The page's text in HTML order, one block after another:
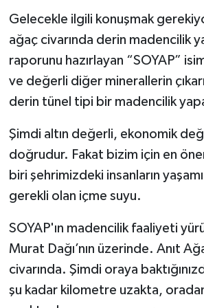
Gelecekle ilgili konuşmak
ağaç civarında derin madencilik
raporunu hazırlayan “SOYAP”
ve değerli diğer minerallerin
derin tünel tipi bir madencilik
Şimdi altın değerli, ekonomik
doğrudur. Fakat bizim için en
biri şehrimizdeki insanların
gerekli olan içme suyu.
SOYAP'ın madencilik faaliyeti
Murat Dağı’nın üzerinde. Anıt
civarında. Şimdi oraya
şu kadar kilometre uzakta,